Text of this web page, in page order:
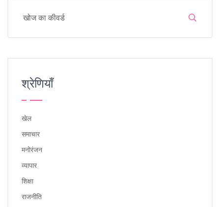
श्रेणियाँ
खेल
समाचार
मनोरंजन
व्यापार
शिक्षा
राजनीति